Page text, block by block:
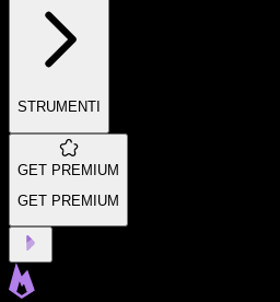
STRUMENTI
GET PREMIUM
GET PREMIUM